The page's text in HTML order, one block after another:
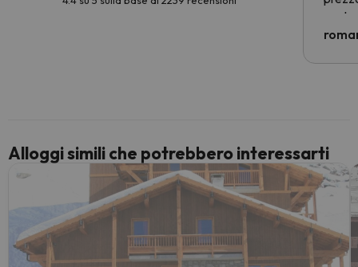
Alloggi simili che potrebbero interessarti